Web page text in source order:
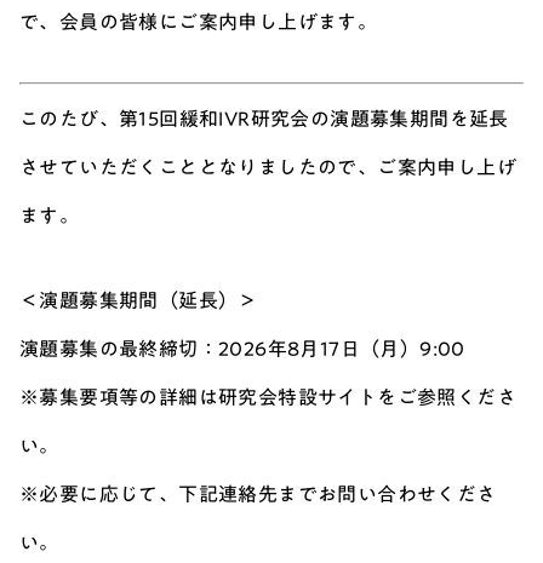
で、会員の皆様にご案内申し上げます。
このたび、第15回緩和IVR研究会の演題募集期間を延長
させていただくこととなりましたので、ご案内申し上げ
ます。
＜演題募集期間（延長）＞
演題募集の最終締切：2026年8月17日（月）9:00
※募集要項等の詳細は研究会特設サイトをご参照くださ
い。
※必要に応じて、下記連絡先までお問い合わせくださ
い。